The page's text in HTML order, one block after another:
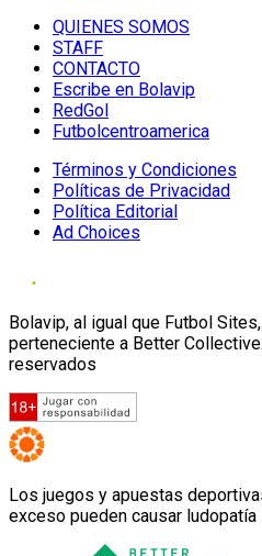
QUIENES SOMOS
STAFF
CONTACTO
Escribe en Bolavip
RedGol
Futbolcentroamerica
Términos y Condiciones
Políticas de Privacidad
Política Editorial
Ad Choices
Bolavip, al igual que Futbol
perteneciente a Better
reservados
Los juegos y apuestas
exceso pueden causar ludopatía